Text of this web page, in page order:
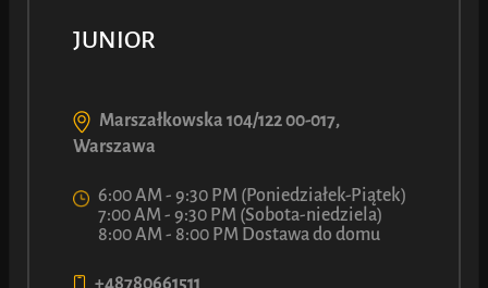
Strudel LUCA z Wiśnią
JUNIOR
Marszałkowska 104/122 00-017,
Warszawa
6:00 AM - 9:30 PM (Poniedziałek-Piątek)
7:00 AM - 9:30 PM (Sobota-niedziela)
8:00 AM - 8:00 PM Dostawa do domu
+48780661511